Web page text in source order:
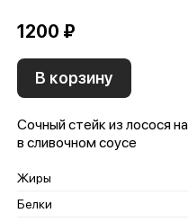
1200 ₽
В корзину
Сочный стейк из лосося
в сливочном соусе
Жиры
Белки